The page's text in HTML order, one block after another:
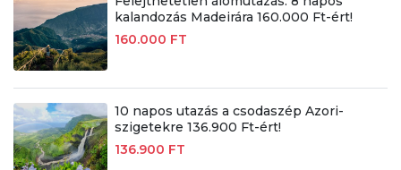
kalandozás Madeirára 160.000 Ft-ért!
160.000 FT
10 napos utazás a csodaszép Azori-
szigetekre 136.900 Ft-ért!
136.900 FT